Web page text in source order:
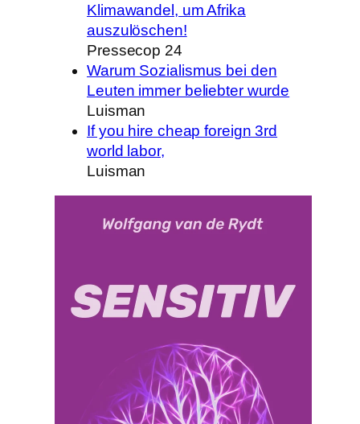
Klimawandel, um Afrika
auszulöschen!
Pressecop 24
Warum Sozialismus bei den
Leuten immer beliebter wurde
Luisman
If you hire cheap foreign 3rd
world labor,
Luisman